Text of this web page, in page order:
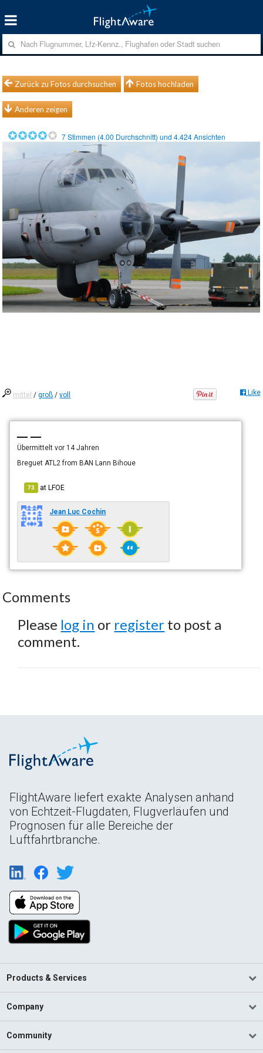
Zurück zu Fotos durchsuchen Fotos hochladen
Anderen zeigen
7Stimmen (4.00 Durchschnitt) und4.424Ansichten
mittel /groß /voll Like
— —
Übermitteltvor 14 Jahren
Breguet ATL2 from BAN Lann Bihoue
73 atLFOE
Jean Luc Cochin
Comments
Please log in or register to post a
comment.
FlightAware liefert exakte Analysen anhand
von Echtzeit-Flugdaten, Flugverläufen und
Prognosen für alle Bereiche der
Luftfahrtbranche.
Products & Services
Company
Community